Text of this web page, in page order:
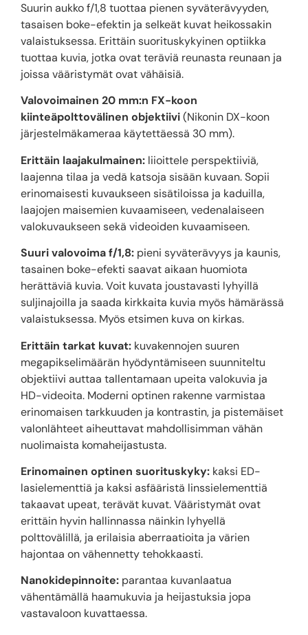
Suurin aukko f/1,8 tuottaa pienen syväterävyyden,
tasaisen boke-efektin ja selkeät kuvat heikossakin
valaistuksessa. Erittäin suorituskykyinen optiikka
tuottaa kuvia, jotka ovat teräviä reunasta reunaan ja
joissa vääristymät ovat vähäisiä.
Valovoimainen 20 mm:n FX-koon
kiinteäpolttovälinen objektiivi(Nikonin DX-koon
järjestelmäkameraa käytettäessä 30 mm).
Erittäin laajakulmainen: liioittele perspektiiviä,
laajenna tilaa ja vedä katsoja sisään kuvaan. Sopii
erinomaisesti kuvaukseen sisätiloissa ja kaduilla,
laajojen maisemien kuvaamiseen, vedenalaiseen
valokuvaukseen sekä videoiden kuvaamiseen.
Suuri valovoima f/1,8: pieni syväterävyys ja kaunis,
tasainen boke-efekti saavat aikaan huomiota
herättäviä kuvia. Voit kuvata joustavasti lyhyillä
suljinajoilla ja saada kirkkaita kuvia myös hämärässä
valaistuksessa. Myös etsimen kuva on kirkas.
Erittäin tarkat kuvat: kuvakennojen suuren
megapikselimäärän hyödyntämiseen suunniteltu
objektiivi auttaa tallentamaan upeita valokuvia ja
HD-videoita. Moderni optinen rakenne varmistaa
erinomaisen tarkkuuden ja kontrastin, ja pistemäiset
valonlähteet aiheuttavat mahdollisimman vähän
nuolimaista komaheijastusta.
Erinomainen optinen suorituskyky: kaksi ED-
lasielementtiä ja kaksi asfääristä linssielementtiä
takaavat upeat, terävät kuvat. Vääristymät ovat
erittäin hyvin hallinnassa näinkin lyhyellä
polttovälillä, ja erilaisia aberraatioita ja värien
hajontaa on vähennetty tehokkaasti.
Nanokidepinnoite: parantaa kuvanlaatua
vähentämällä haamukuvia ja heijastuksia jopa
vastavaloon kuvattaessa.